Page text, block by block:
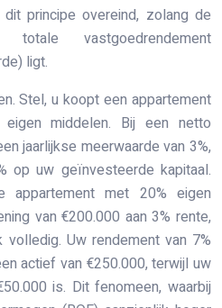
principe overeind, zolang de
vastgoedrendement
ligt.
Stel, u koopt een appartement
middelen. Bij een netto
jaarlijkse meerwaarde van 3%,
op uw geïnvesteerde kapitaal.
appartement met 20% eigen
van €200.000 aan 3% rente,
Uw rendement van 7%
actief van €250.000, terwijl uw
is. Dit fenomeen, waarbij